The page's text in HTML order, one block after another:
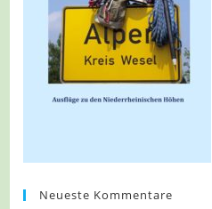
Neueste Kommentare